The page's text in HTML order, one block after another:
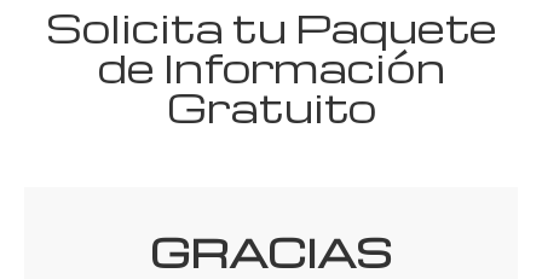
Solicita tu Paquete
de Información
Gratuito
GRACIAS